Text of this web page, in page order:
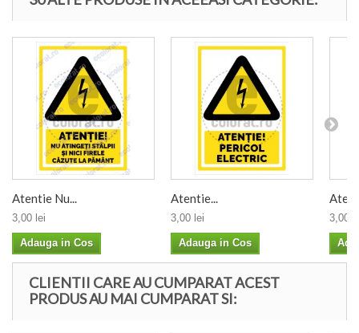
Atentie Nu...
3,00 lei
Adauga in Cos
Atentie...
3,00 lei
Adauga in Cos
3,00
CLIENTII CARE AU CUMPARAT ACEST
PRODUS AU MAI CUMPARAT SI: